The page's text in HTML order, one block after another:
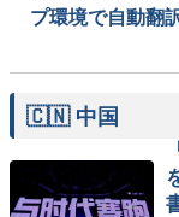
プ環境で自動翻
🇨🇳 中国